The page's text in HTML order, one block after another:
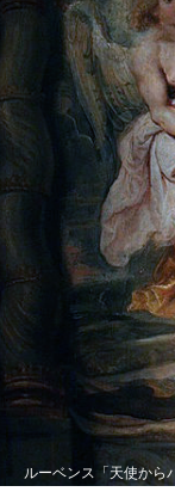
ルーベンス「天使から